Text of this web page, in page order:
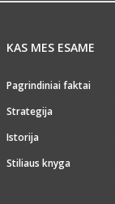
KAS MES ESAME
Pagrindiniai faktai
Strategija
Istorija
Stiliaus knyga